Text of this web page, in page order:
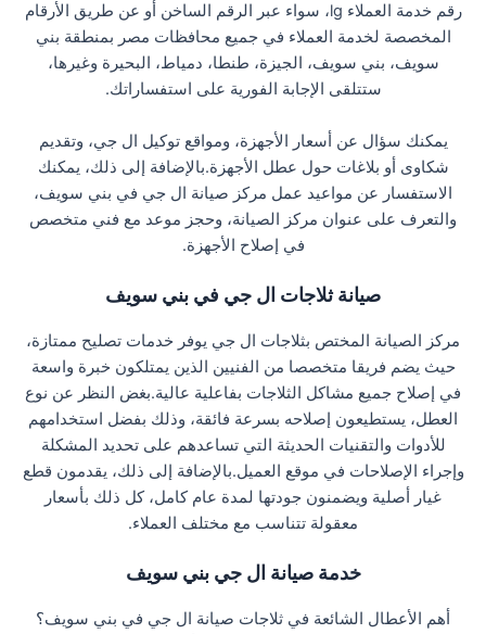
رقم خدمة العملاء lg، سواء عبر الرقم الساخن أو عن طريق الأرقام
المخصصة لخدمة العملاء في جميع محافظات مصر بمنطقة بني
سويف، بني سويف، الجيزة، طنطا، دمياط، البحيرة وغيرها،
ستتلقى الإجابة الفورية على استفساراتك.
يمكنك سؤال عن أسعار الأجهزة، ومواقع توكيل ال جي، وتقديم
شكاوى أو بلاغات حول عطل الأجهزة.بالإضافة إلى ذلك، يمكنك
الاستفسار عن مواعيد عمل مركز صيانة ال جي في بني سويف،
والتعرف على عنوان مركز الصيانة، وحجز موعد مع فني متخصص
في إصلاح الأجهزة.
صيانة ثلاجات ال جي في بني سويف
مركز الصيانة المختص بثلاجات ال جي يوفر خدمات تصليح ممتازة،
حيث يضم فريقا متخصصا من الفنيين الذين يمتلكون خبرة واسعة
في إصلاح جميع مشاكل الثلاجات بفاعلية عالية.بغض النظر عن نوع
العطل، يستطيعون إصلاحه بسرعة فائقة، وذلك بفضل استخدامهم
للأدوات والتقنيات الحديثة التي تساعدهم على تحديد المشكلة
وإجراء الإصلاحات في موقع العميل.بالإضافة إلى ذلك، يقدمون قطع
غيار أصلية ويضمنون جودتها لمدة عام كامل، كل ذلك بأسعار
معقولة تتناسب مع مختلف العملاء.
خدمة صيانة ال جي بني سويف
أهم الأعطال الشائعة في ثلاجات صيانة ال جي في بني سويف؟